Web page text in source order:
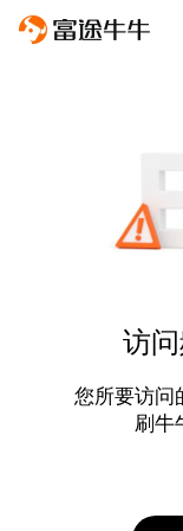
访
您所要访问
刷牛